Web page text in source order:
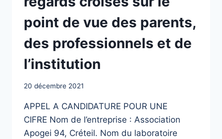
point de vue des parents,
des professionnels et de
l’institution
20 décembre 2021
APPEL A CANDIDATURE POUR UNE
CIFRE Nom de l’entreprise : Association
Apogei 94, Créteil. Nom du laboratoire